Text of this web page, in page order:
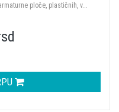
ploče, plastičnih, v...